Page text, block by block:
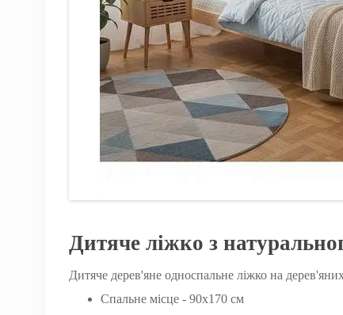
Дитяче ліжко з
Дитяче дерев'яне односпальне ліжко на
Спальне місце - 90х170 см